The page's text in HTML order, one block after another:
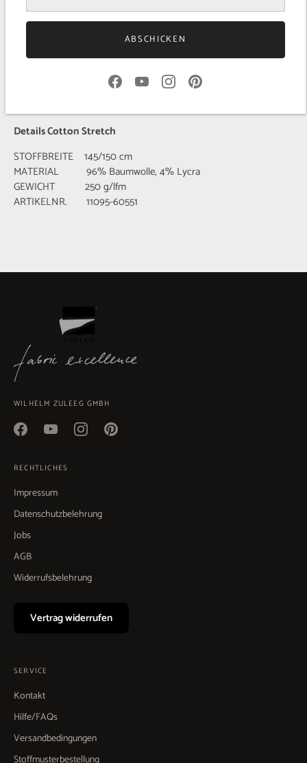
@leniundliviund@adinskausminskgesehen?
Mehr zum Stoff und zu den Designbeispielen erfährst Du in
unseremBlogbeitrag!
Details Cotton Stretch
STOFFBREITE 145/150 cm
MATERIAL 96% Baumwolle, 4% Lycra
GEWICHT 250 g/lfm
ARTIKELNR. 11095-60551
ABSCHICKEN
WILHELM ZULEEG GMBH
RECHTLICHES
Impressum
Datenschutzbelehrung
Jobs
AGB
Widerrufsbelehrung
Vertrag widerrufen
SERVICE
Kontakt
Hilfe/FAQs
Versandbedingungen